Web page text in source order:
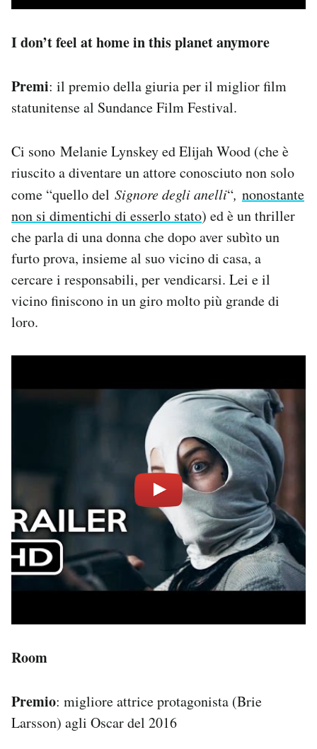
I don’t feel at home in this planet anymore
Premi: il premio della giuria per il miglior film
statunitense al Sundance Film Festival.
Ci sono Melanie Lynskey ed Elijah Wood (che è
riuscito a diventare un attore conosciuto non solo
come “quello del Signore degli anelli“, nonostante
non si dimentichi di esserlo stato) ed è un thriller
che parla di una donna che dopo aver subìto un
furto prova, insieme al suo vicino di casa, a
cercare i responsabili, per vendicarsi. Lei e il
vicino finiscono in un giro molto più grande di
loro.
Room
Premio: migliore attrice protagonista (Brie
Larsson) agli Oscar del 2016